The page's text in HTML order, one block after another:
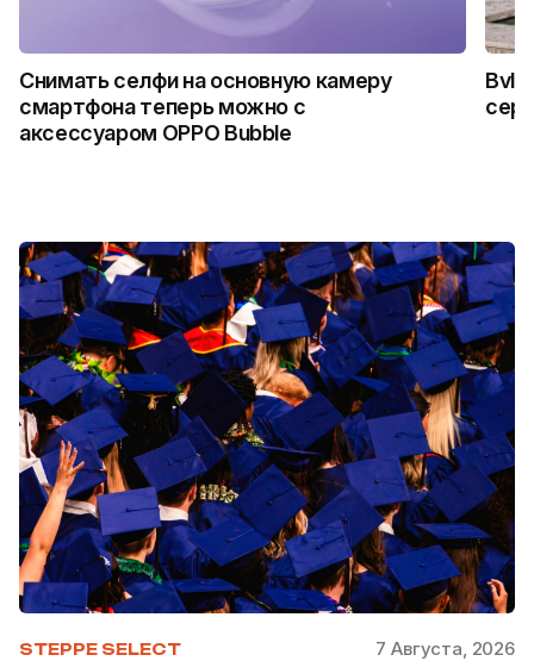
Снимать селфи на основную камеру
смартфона теперь можно с
аксессуаром OPPO Bubble
STEPPE SELECT 7 Августа, 2026